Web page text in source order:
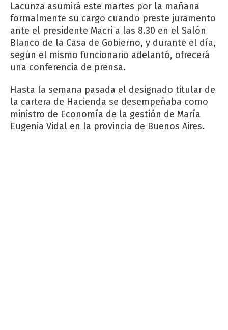
Lacunza asumirá este martes por la mañana
formalmente su cargo cuando preste juramento
ante el presidente Macri a las 8.30 en el Salón
Blanco de la Casa de Gobierno, y durante el día,
según el mismo funcionario adelantó, ofrecerá
una conferencia de prensa.
Hasta la semana pasada el designado titular de
la cartera de Hacienda se desempeñaba como
ministro de Economía de la gestión de María
Eugenia Vidal en la provincia de Buenos Aires.